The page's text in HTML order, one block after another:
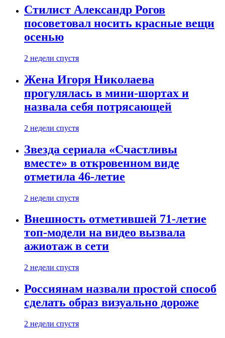
Стилист Александр Рогов
посоветовал носить красные вещи
осенью
2 недели спустя
Жена Игоря Николаева
прогулялась в мини-шортах и
назвала себя потрясающей
2 недели спустя
Звезда сериала «Счастливы
вместе» в откровенном виде
отметила 46-летие
2 недели спустя
Внешность отметившей 71-летие
топ-модели на видео вызвала
ажиотаж в сети
2 недели спустя
Россиянам назвали простой способ
сделать образ визуально дороже
2 недели спустя